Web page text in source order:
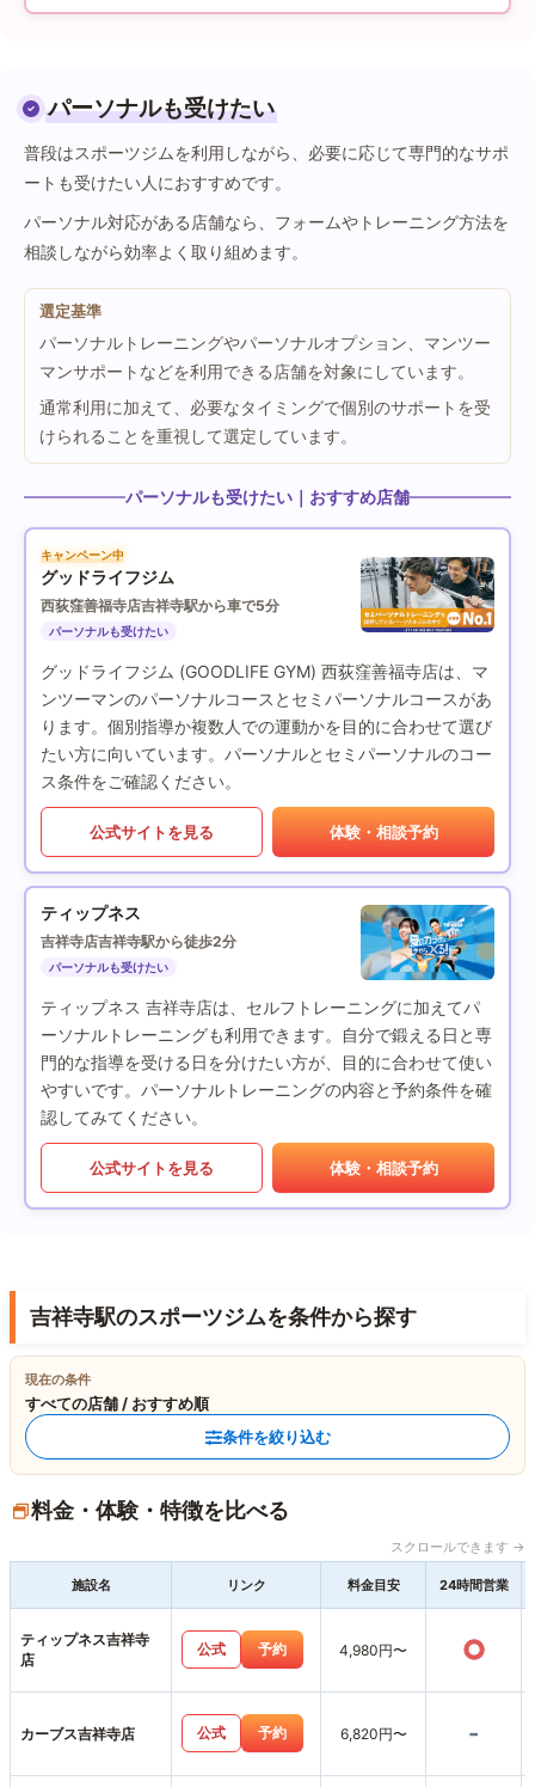
パーソナルも受けたい
普段はスポーツジムを利用しながら、必要に応じて専門的なサポ
ートも受けたい人におすすめです。
パーソナル対応がある店舗なら、フォームやトレーニング方法を
相談しながら効率よく取り組めます。
選定基準
パーソナルトレーニングやパーソナルオプション、マンツー
マンサポートなどを利用できる店舗を対象にしています。
通常利用に加えて、必要なタイミングで個別のサポートを受
けられることを重視して選定しています。
パーソナルも受けたい｜おすすめ店舗
キャンペーン中
グッドライフジム
西荻窪善福寺店吉祥寺駅から車で5分
パーソナルも受けたい
グッドライフジム (GOODLIFE GYM) 西荻窪善福寺店は、マ
ンツーマンのパーソナルコースとセミパーソナルコースがあ
ります。個別指導か複数人での運動かを目的に合わせて選び
たい方に向いています。パーソナルとセミパーソナルのコー
ス条件をご確認ください。
公式サイトを見る 体験・相談予約
ティップネス
吉祥寺店吉祥寺駅から徒歩2分
パーソナルも受けたい
ティップネス 吉祥寺店は、セルフトレーニングに加えてパ
ーソナルトレーニングも利用できます。自分で鍛える日と専
門的な指導を受ける日を分けたい方が、目的に合わせて使い
やすいです。パーソナルトレーニングの内容と予約条件を確
認してみてください。
公式サイトを見る 体験・相談予約
吉祥寺駅のスポーツジムを条件から探す
現在の条件
すべての店舗 / おすすめ順
条件を絞り込む
料金・体験・特徴を比べる
スクロールできます →
施設名 リンク 料金目安 24時間営業
ティップネス吉祥寺
店
公式 予約 4,980円〜 ○
カーブス吉祥寺店 公式 予約 6,820円〜 -